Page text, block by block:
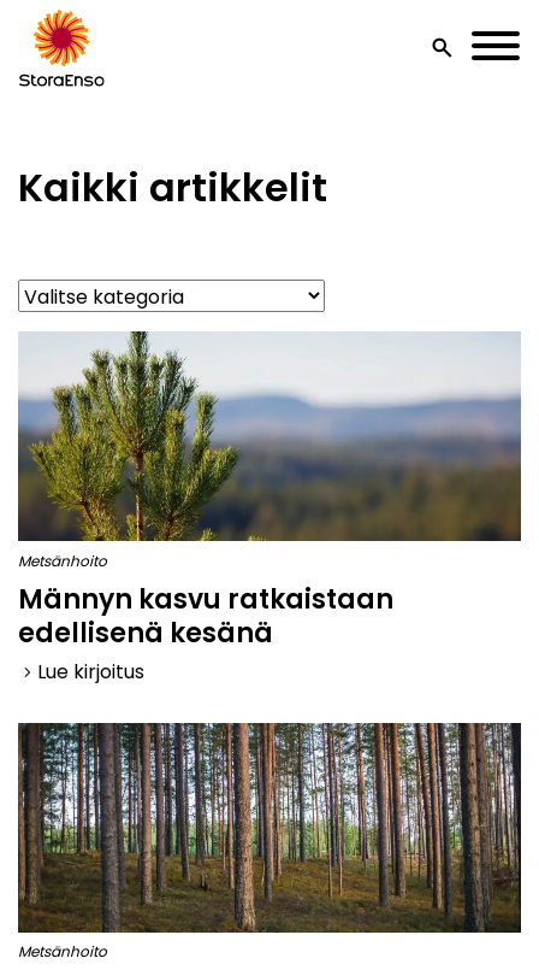
search
Kaikki artikkelit
Metsänhoito
Männyn kasvu ratkaistaan
edellisenä kesänä
keyboard_arrow_right Lue kirjoitus
Metsänhoito